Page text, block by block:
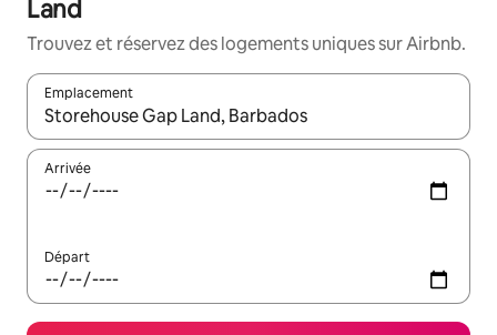
Land
Trouvez et réservez des logements uniques sur Airbnb.
Emplacement
Quand les résultats sont affichés, parcourez-les en utilisant
Arrivée
Départ